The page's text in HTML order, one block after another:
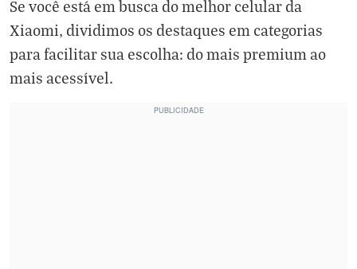
Se você está em busca do melhor celular da
Xiaomi, dividimos os destaques em categorias
para facilitar sua escolha: do mais premium ao
mais acessível.